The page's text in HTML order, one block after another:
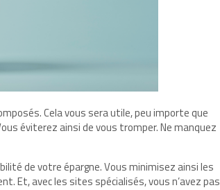
Cela vous sera utile, peu importe que
éviterez ainsi de vous tromper. Ne manquez
de votre épargne. Vous minimisez ainsi les
Et, avec les sites spécialisés, vous n’avez pas